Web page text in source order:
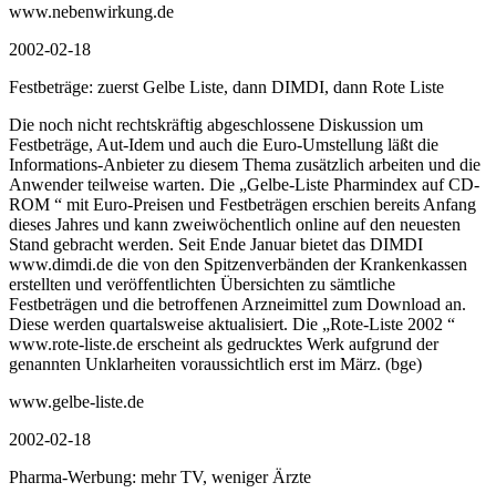
www.nebenwirkung.de
2002-02-18
Festbeträge: zuerst Gelbe Liste, dann DIMDI, dann Rote Liste
Die noch nicht rechtskräftig abgeschlossene Diskussion um
Festbeträge, Aut-Idem und auch die Euro-Umstellung läßt die
Informations-Anbieter zu diesem Thema zusätzlich arbeiten und die
Anwender teilweise warten. Die „Gelbe-Liste Pharmindex auf CD-
ROM “ mit Euro-Preisen und Festbeträgen erschien bereits Anfang
dieses Jahres und kann zweiwöchentlich online auf den neuesten
Stand gebracht werden. Seit Ende Januar bietet das DIMDI
www.dimdi.de die von den Spitzenverbänden der Krankenkassen
erstellten und veröffentlichten Übersichten zu sämtliche
Festbeträgen und die betroffenen Arzneimittel zum Download an.
Diese werden quartalsweise aktualisiert. Die „Rote-Liste 2002 “
www.rote-liste.de erscheint als gedrucktes Werk aufgrund der
genannten Unklarheiten voraussichtlich erst im März. (bge)
www.gelbe-liste.de
2002-02-18
Pharma-Werbung: mehr TV, weniger Ärzte